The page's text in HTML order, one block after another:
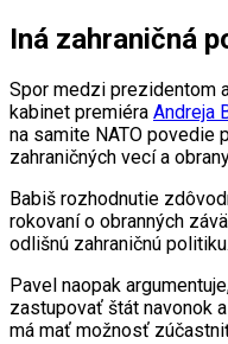
Iná zahraničná
Spor medzi prezidentom
kabinet premiéra Andreja
na samite NATO povedie
zahraničných vecí a
Babiš rozhodnutie
rokovaní o obranných
odlišnú zahraničnú politiku.
Pavel naopak
zastupovať štát navonok
má mať možnosť